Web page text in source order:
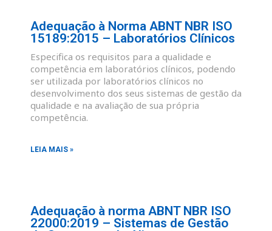
Adequação à Norma ABNT NBR ISO
15189:2015 – Laboratórios Clínicos
Especifica os requisitos para a qualidade e
competência em laboratórios clínicos, podendo
ser utilizada por laboratórios clínicos no
desenvolvimento dos seus sistemas de gestão da
qualidade e na avaliação de sua própria
competência.
LEIA MAIS »
Adequação à norma ABNT NBR ISO
22000:2019 – Sistemas de Gestão